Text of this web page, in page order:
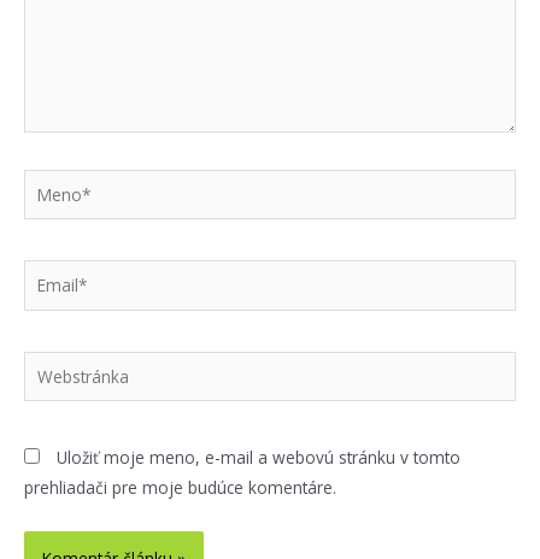
Email*
Webstránka
Uložiť moje meno, e-mail a webovú stránku v tomto
prehliadači pre moje budúce komentáre.